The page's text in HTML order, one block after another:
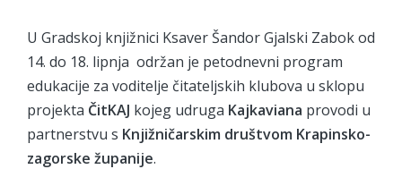
U Gradskoj knjižnici Ksaver Šandor Gjalski Zabok od
14. do 18. lipnja održan je petodnevni program
edukacije za voditelje čitateljskih klubova u sklopu
projekta ČitKAJ kojeg udruga Kajkaviana provodi u
partnerstvu s Knjižničarskim društvom Krapinsko-
zagorske županije.